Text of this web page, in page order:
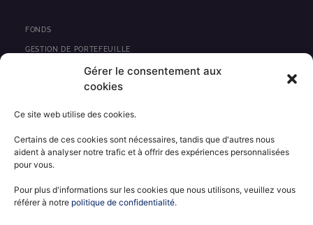
Gérer le consentement aux
cookies
Ce site web utilise des cookies.
Certains de ces cookies sont nécessaires, tandis que d'autres nous
aident à analyser notre trafic et à offrir des expériences personnalisées
pour vous.
Pour plus d'informations sur les cookies que nous utilisons, veuillez vous
référer à notre politique de confidentialité.
e
d
FONDS
GESTION DE PORTEFEUILLE
PRIVATE EQUITY
CONTACT
INFORMATIONS RÉGLEMENTAIRES
POLITIQUE DE CONFIDENTIALITÉ